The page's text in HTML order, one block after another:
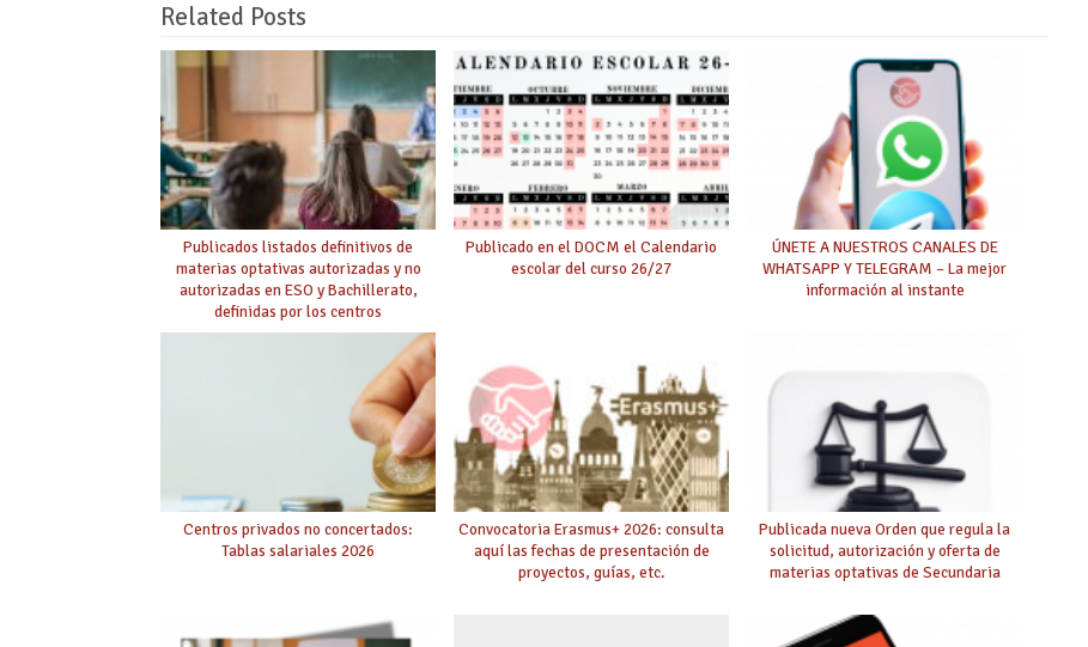
Related Posts
Publicados listados definitivos de
materias optativas autorizadas y no
autorizadas en ESO y Bachillerato,
definidas por los centros
Publicado en el DOCM el Calendario
escolar del curso 26/27
ÚNETE A NUESTROS CANALES DE
WHATSAPP Y TELEGRAM – La mejor
información al instante
Centros privados no concertados:
Tablas salariales 2026
Convocatoria Erasmus+ 2026: consulta
aquí las fechas de presentación de
proyectos, guías, etc.
Publicada nueva Orden que regula la
solicitud, autorización y oferta de
materias optativas de Secundaria